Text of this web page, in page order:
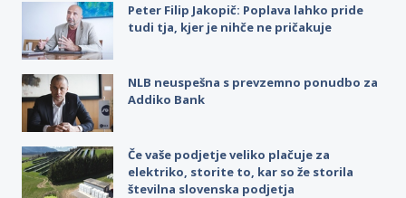
Peter Filip Jakopič: Poplava lahko pride
tudi tja, kjer je nihče ne pričakuje
NLB neuspešna s prevzemno ponudbo za
Addiko Bank
Če vaše podjetje veliko plačuje za
elektriko, storite to, kar so že storila
številna slovenska podjetja